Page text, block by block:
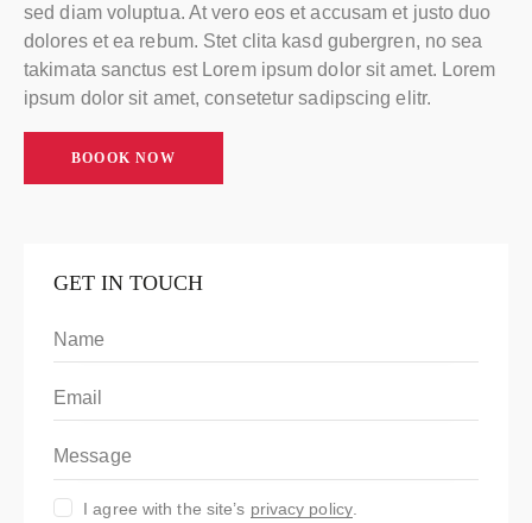
sed diam voluptua. At vero eos et accusam et justo duo
dolores et ea rebum. Stet clita kasd gubergren, no sea
takimata sanctus est Lorem ipsum dolor sit amet. Lorem
ipsum dolor sit amet, consetetur sadipscing elitr.
BOOOK NOW
GET IN TOUCH
I agree with the site’s privacy policy